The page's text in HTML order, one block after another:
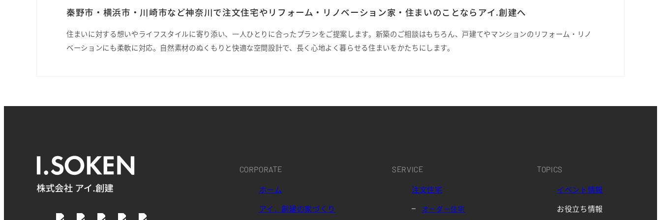
秦野市・横浜市・川崎市など神奈川で注文住宅やリフォーム・リノベーション家・住まいのことならアイ.創建へ
住まいに対する想いやライフスタイルに寄り添い、一人ひとりに合ったプランをご提案します。新築のご相談はもちろん、戸建てやマンションのリフォーム・リノ
ベーションにも柔軟に対応。自然素材のぬくもりと快適な空間設計で、長く心地よく暮らせる住まいをかたちにします。
CORPORATE
ホーム
アイ．創建の家づくり
SERVICE
注文住宅
オーダー住宅
TOPICS
イベント情報
お役立ち情報